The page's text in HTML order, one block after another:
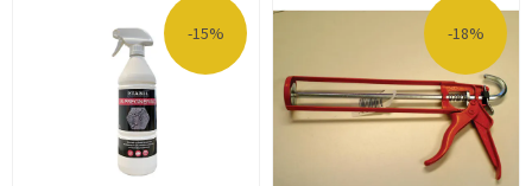
-15% -18%